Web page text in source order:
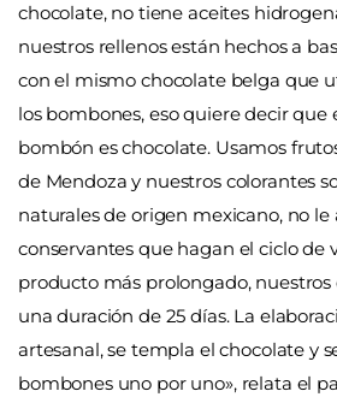
chocolate, no tiene aceites
nuestros rellenos están hechos a
con el mismo chocolate belga que
los bombones, eso quiere decir que
bombón es chocolate. Usamos
de Mendoza y nuestros colorantes
naturales de origen mexicano, no le
conservantes que hagan el ciclo de
producto más prolongado,
una duración de 25 días. La
artesanal, se templa el chocolate y
bombones uno por uno», relata el